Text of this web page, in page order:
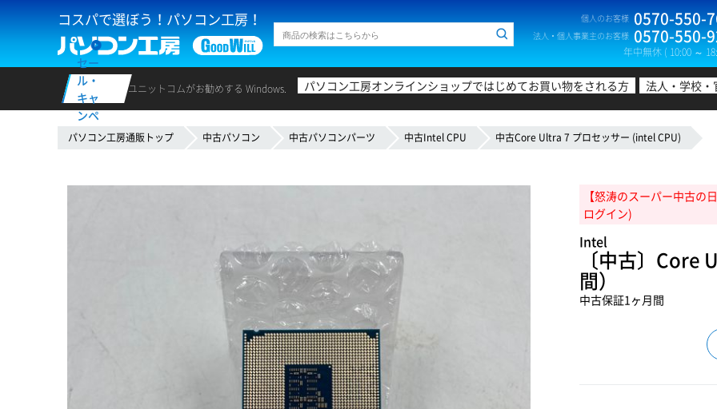
コスパで選ぼう！パソコン工房！ 個人のお客様 0570-550-
法人・個人事業主のお客様 0570-550-
年中無休 ( 10:00 ～
セー
ル・
キャ
ンペ
ーン
ユニットコムがお勧めする Windows. パソコン工房オンラインショップではじめてお買い物をされる方 法人・学校
パソコン工房通販トップ 中古パソコン 中古パソコンパーツ 中古Intel CPU 中古Core Ultra 7 プロセッサー (intel CPU)
【怒涛のスーパー中古
ログイン)
Intel
〔中古〕Core
間）
中古保証1ヶ月間